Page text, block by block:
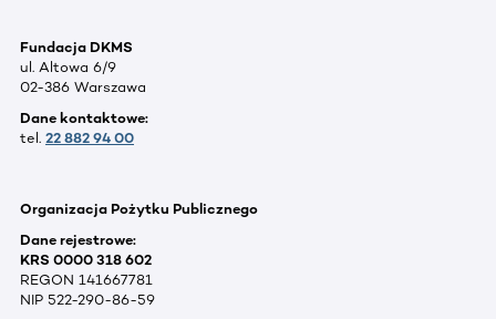
Fundacja DKMS
ul. Altowa 6/9
02-386 Warszawa
Dane kontaktowe:
tel. 22 882 94 00
Organizacja Pożytku Publicznego
Dane rejestrowe:
KRS 0000 318 602
REGON 141667781
NIP 522-290-86-59